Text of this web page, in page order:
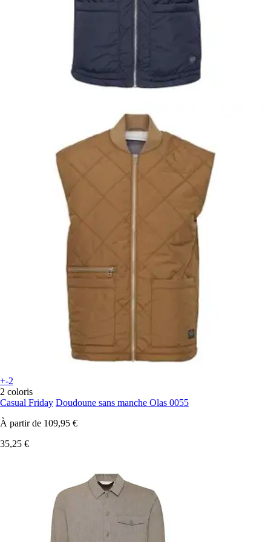
+-2
2 coloris
Casual Friday Doudoune sans manche Olas 0055
À partir de 109,95 €
35,25 €